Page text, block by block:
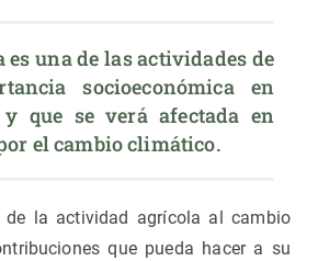
una de las actividades de
socioeconómica en
que se verá afectada en
el cambio climático.
de la actividad agrícola al cambio
que pueda hacer a su